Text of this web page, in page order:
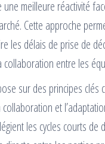
meilleure réactivité
Cette approche
les délais de prise de
collaboration entre les
sur des principes clés
et
les cycles courts de